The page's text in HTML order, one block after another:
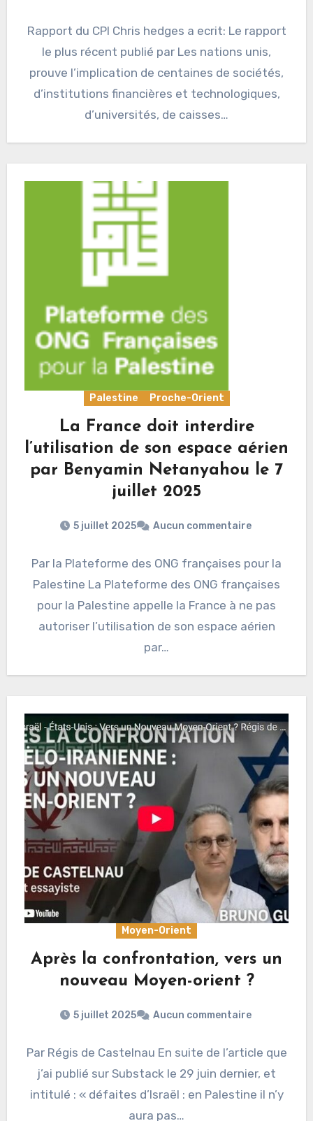
Rapport du CPI Chris hedges a ecrit: Le rapport
le plus récent publié par Les nations unis,
prouve l’implication de centaines de sociétés,
d’institutions financières et technologiques,
d’universités, de caisses…
Palestine Proche-Orient
La France doit interdire
l’utilisation de son espace aérien
par Benyamin Netanyahou le 7
juillet 2025
5 juillet 2025 Aucun commentaire
Par la Plateforme des ONG françaises pour la
Palestine La Plateforme des ONG françaises
pour la Palestine appelle la France à ne pas
autoriser l’utilisation de son espace aérien
par…
Moyen-Orient
Après la confrontation, vers un
nouveau Moyen-orient ?
5 juillet 2025 Aucun commentaire
Par Régis de Castelnau En suite de l’article que
j’ai publié sur Substack le 29 juin dernier, et
intitulé : « défaites d’Israël : en Palestine il n’y
aura pas…